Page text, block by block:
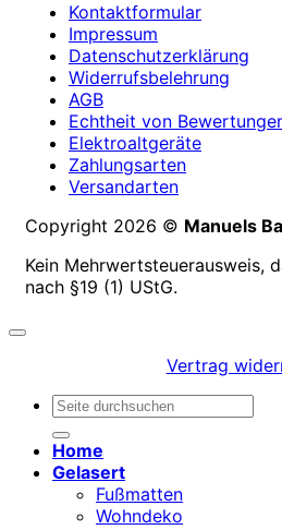
Kontaktformular
Impressum
Datenschutzerklärung
Widerrufsbelehrung
AGB
Echtheit von
Elektroaltgeräte
Zahlungsarten
Versandarten
Copyright 2026 © Manuels
Kein Mehrwertsteuerausweis,
nach §19 (1) UStG.
Vertrag
Suchen
Home
Gelasert
Fußmatten
Wohndeko